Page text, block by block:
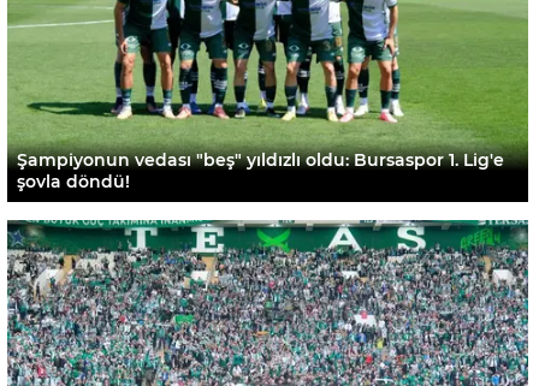
Şampiyonun vedası "beş" yıldızlı oldu: Bursaspor 1. Lig'e
şovla döndü!